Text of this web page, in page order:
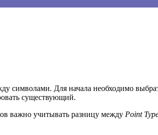
символами. Для начала необходимо
существующий.
важно учитывать разницу между Point